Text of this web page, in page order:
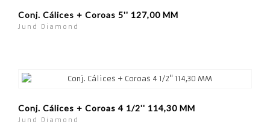
Conj. Cálices + Coroas 5'' 127,00 MM
Jund Diamond
Conj. Cálices + Coroas 4 1/2'' 114,30 MM
Jund Diamond